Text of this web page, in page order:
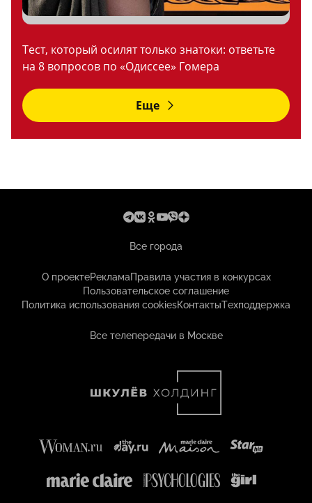
Тест, который осилят только знатоки: ответьте
на 8 вопросов по «Одиссее» Гомера
Еще
Все города
О проектеРекламаПравила участия в конкурсах
Пользовательское соглашение
Политика использования cookiesКонтактыТехподдержка
Все телепередачи в Москве